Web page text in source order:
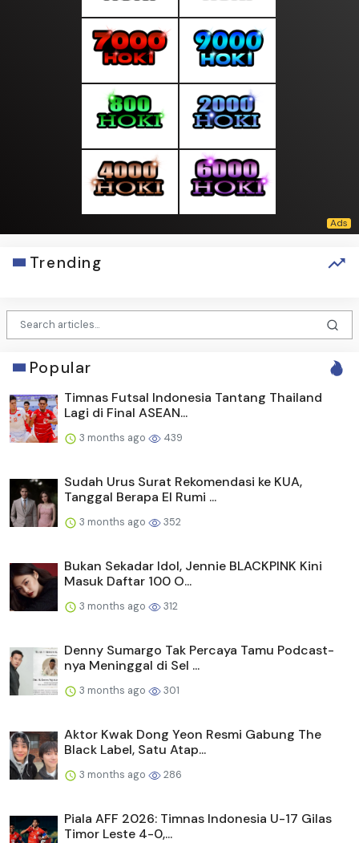
Trending
Popular
Timnas Futsal Indonesia Tantang Thailand
Lagi di Final ASEAN...
3 months ago 439
Sudah Urus Surat Rekomendasi ke KUA,
Tanggal Berapa El Rumi ...
3 months ago 352
Bukan Sekadar Idol, Jennie BLACKPINK Kini
Masuk Daftar 100 O...
3 months ago 312
Denny Sumargo Tak Percaya Tamu Podcast-
nya Meninggal di Sel ...
3 months ago 301
Aktor Kwak Dong Yeon Resmi Gabung The
Black Label, Satu Atap...
3 months ago 286
Piala AFF 2026: Timnas Indonesia U-17 Gilas
Timor Leste 4-0,...